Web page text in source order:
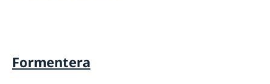
Formentera